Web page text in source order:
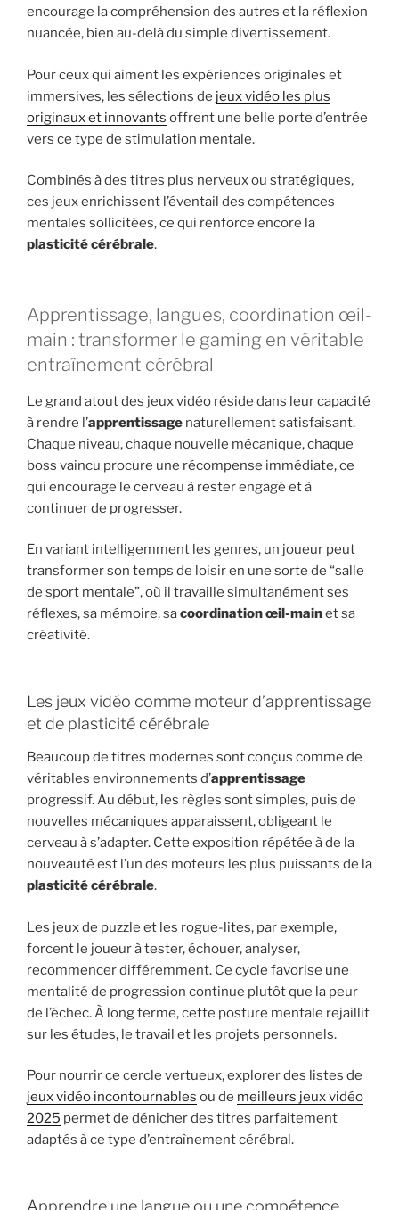
encourage la compréhension des autres et la réflexion
nuancée, bien au-delà du simple divertissement.
Pour ceux qui aiment les expériences originales et
immersives, les sélections de jeux vidéo les plus
originaux et innovants offrent une belle porte d’entrée
vers ce type de stimulation mentale.
Combinés à des titres plus nerveux ou stratégiques,
ces jeux enrichissent l’éventail des compétences
mentales sollicitées, ce qui renforce encore la
plasticité cérébrale.
Apprentissage, langues, coordination œil-
main : transformer le gaming en véritable
entraînement cérébral
Le grand atout des jeux vidéo réside dans leur capacité
à rendre l’apprentissage naturellement satisfaisant.
Chaque niveau, chaque nouvelle mécanique, chaque
boss vaincu procure une récompense immédiate, ce
qui encourage le cerveau à rester engagé et à
continuer de progresser.
En variant intelligemment les genres, un joueur peut
transformer son temps de loisir en une sorte de “salle
de sport mentale”, où il travaille simultanément ses
réflexes, sa mémoire, sacoordination œil-mainet sa
créativité.
Les jeux vidéo comme moteur d’apprentissage
et de plasticité cérébrale
Beaucoup de titres modernes sont conçus comme de
véritables environnements d’apprentissage
progressif. Au début, les règles sont simples, puis de
nouvelles mécaniques apparaissent, obligeant le
cerveau à s’adapter. Cette exposition répétée à de la
nouveauté est l’un des moteurs les plus puissants de la
plasticité cérébrale.
Les jeux de puzzle et les rogue-lites, par exemple,
forcent le joueur à tester, échouer, analyser,
recommencer différemment. Ce cycle favorise une
mentalité de progression continue plutôt que la peur
de l’échec. À long terme, cette posture mentale rejaillit
sur les études, le travail et les projets personnels.
Pour nourrir ce cercle vertueux, explorer des listes de
jeux vidéo incontournables ou de meilleurs jeux vidéo
2025 permet de dénicher des titres parfaitement
adaptés à ce type d’entraînement cérébral.
Apprendre une langue ou une compétence